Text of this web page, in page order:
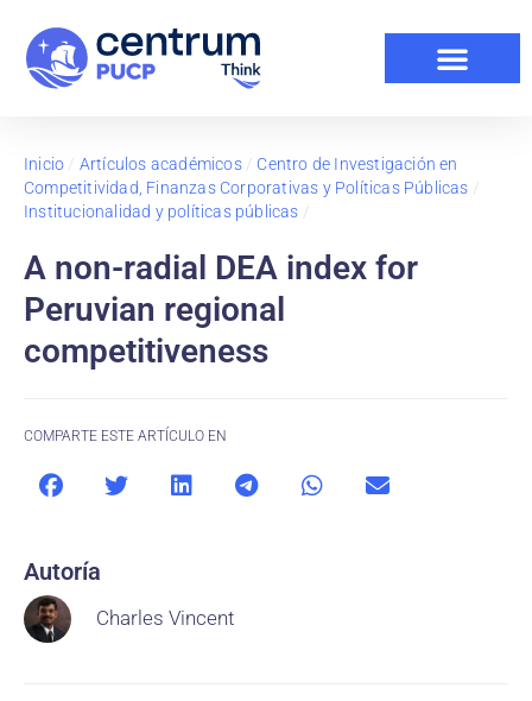
Inicio / Artículos académicos/ Centro de Investigación en
Competitividad, Finanzas Corporativas y Políticas Públicas /
Institucionalidad y políticas públicas /
A non-radial DEA index for
Peruvian regional
competitiveness
COMPARTE ESTE ARTÍCULO EN
Autoría
Charles Vincent